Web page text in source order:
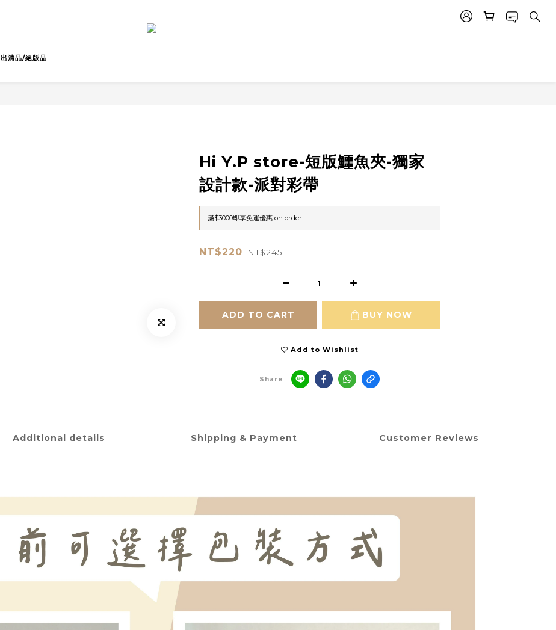
出清品/絕版品
Hi Y.P store-短版鱷魚夾-獨家
設計款-派對彩帶
滿$3000即享免運優惠 on order
NT$220 NT$245
ADD TO CART BUY NOW
Add to Wishlist
Share
Additional details Shipping & Payment Customer Reviews